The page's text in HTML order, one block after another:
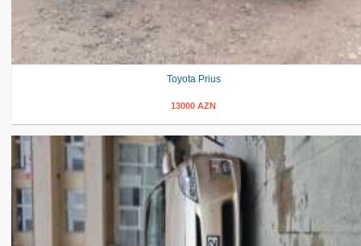
Toyota Prius
13000 AZN